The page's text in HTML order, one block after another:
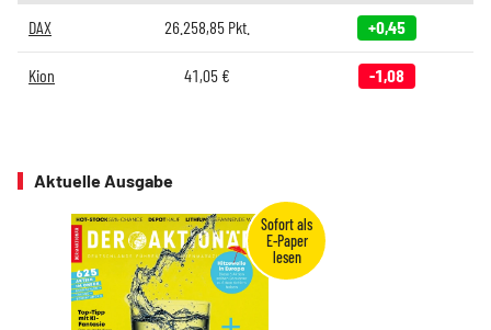
DAX 26.258,85 Pkt. +0,45
Kion 41,05 € -1,08
Aktuelle Ausgabe